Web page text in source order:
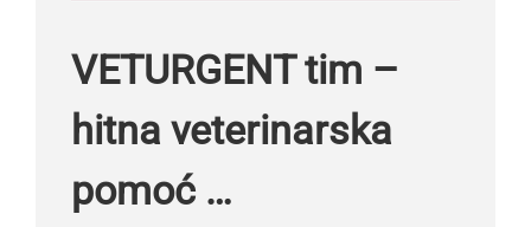
VETURGENT tim –
hitna veterinarska
pomoć …